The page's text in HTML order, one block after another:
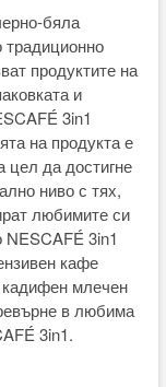
бяла
традиционно
продуктите на
и
3in1
на продукта е
цел да достигне
ниво с тях,
любимите си
NESCAFÉ 3in1
кафе
кадифен млечен
в любима
3in1.